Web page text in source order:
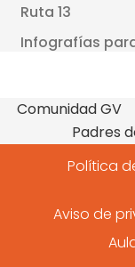
Ruta 13
Infografías
Comunidad GV
Padres
Política
Aviso de